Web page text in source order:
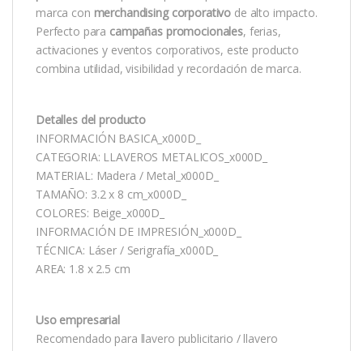
marca con merchandising corporativo de alto impacto.
Perfecto para campañas promocionales, ferias,
activaciones y eventos corporativos, este producto
combina utilidad, visibilidad y recordación de marca.
Detalles del producto
INFORMACIÓN BASICA_x000D_
CATEGORIA: LLAVEROS METALICOS_x000D_
MATERIAL: Madera / Metal_x000D_
TAMAÑO: 3.2 x 8 cm_x000D_
COLORES: Beige_x000D_
INFORMACIÓN DE IMPRESIÓN_x000D_
TÉCNICA: Láser / Serigrafía_x000D_
AREA: 1.8 x 2.5 cm
Uso empresarial
Recomendado para llavero publicitario / llavero